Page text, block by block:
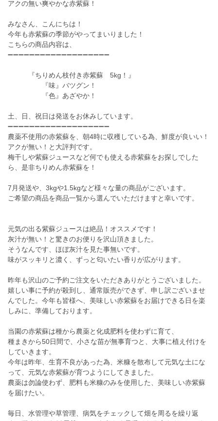
アクの無い爽やかな赤紫蘇！
みなさん、こんにちは！
今年も赤紫蘇の季節がやってまいりました！
こちらの商品内容は、
➖➖➖➖➖➖➖➖➖➖➖➖➖➖➖➖➖➖➖
『ちりめん枝付き赤紫蘇 5kg！』
『味』バツグン！
『色』あざやか！
土、日、祝日は発送をお休みしています。
➖➖➖➖➖➖➖➖➖➖➖➖➖➖➖➖➖➖➖
農薬不使用の赤紫蘇を、朝4時に収穫している為、鮮度が良いい！
アクが無い！と大評判です。
梅干しや紫蘇ジュースなど何でも使える赤紫蘇をお探しでした
ら、是非ちりめん赤紫蘇を！
7月発送や、3kgや1.5kgなど様々な量の商品がございます。
ご希望の商品を商品一覧から選んでいただけますと幸いです。
元気の出る紫蘇ジュースは絶品！オススメです！
灰汁が無い！と驚きのお便りを沢山頂きました。
そうなんです、ほぼ灰汁を見た事無いです。
味がスッキリと濃く、ずっと匂いたい香りが広がります。
昨年も沢山のご予約ご注文をいただきありがとうございました。
嬉しい事に予約が殺到し、通常販売ができず、申し訳ございませ
んでした。今年も皆様へ、美味しい赤紫蘇をお届けできる日を楽
しみに、準備しております。
当園の赤紫蘇は種から農薬と化成肥料を使わずに育て、
種まきから50日間で、小さな苗が無事育つと、大事に植え付けを
していきます。
今年は昨年、生育不良があった為、米糠を散布して元気な土にな
って、元気な赤紫蘇が育つようにしてきました。
農薬は勿論使わず、肥料も米糠のみを使用した、美味しい赤紫蘇
を届けたい。
毎日、水管理や草管理、病気をチェックして畑を周るを繰り返